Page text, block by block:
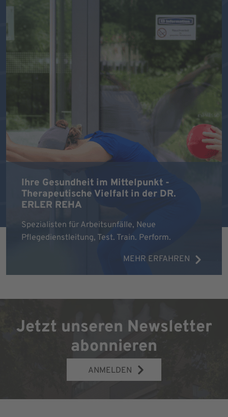
Ihre Gesundheit im Mittelpunkt -
Therapeutische Vielfalt in der DR.
ERLER REHA
Spezialisten für Arbeitsunfälle, Neue
Pflegedienstleitung, Test. Train. Perform.
MEHR ERFAHREN
Jetzt unseren Newsletter
abonnieren
ANMELDEN